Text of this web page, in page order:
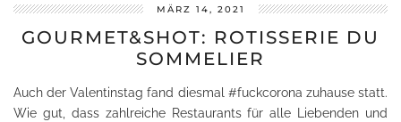
MÄRZ 14, 2021
GOURMET&SHOT: ROTISSERIE DU
SOMMELIER
Auch der Valentinstag fand diesmal #fuckcorona zuhause statt.
Wie gut, dass zahlreiche Restaurants für alle Liebenden und